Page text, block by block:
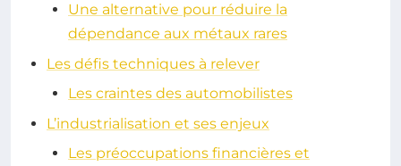
Une alternative pour réduire la
dépendance aux métaux rares
Les défis techniques à relever
Les craintes des automobilistes
L’industrialisation et ses enjeux
Les préoccupations financières et